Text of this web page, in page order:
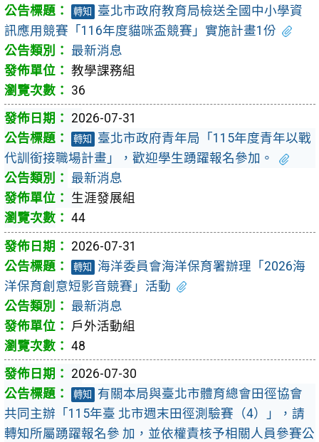
轉知
臺北市政府教育局檢送全國中小學資
訊應用競賽「116年度貓咪盃競賽」實施計畫1份
最新消息
教學課務組
36
2026-07-31
轉知
臺北市政府青年局「115年度青年以戰
代訓銜接職場計畫」，歡迎學生踴躍報名參加。
最新消息
生涯發展組
44
2026-07-31
轉知
海洋委員會海洋保育署辦理「2026海
洋保育創意短影音競賽」活動
最新消息
戶外活動組
48
2026-07-30
轉知
有關本局與臺北市體育總會田徑協會
共同主辦「115年臺 北市週末田徑測驗賽（4）」，請
轉知所屬踴躍報名參 加，並依權責核予相關人員參賽公